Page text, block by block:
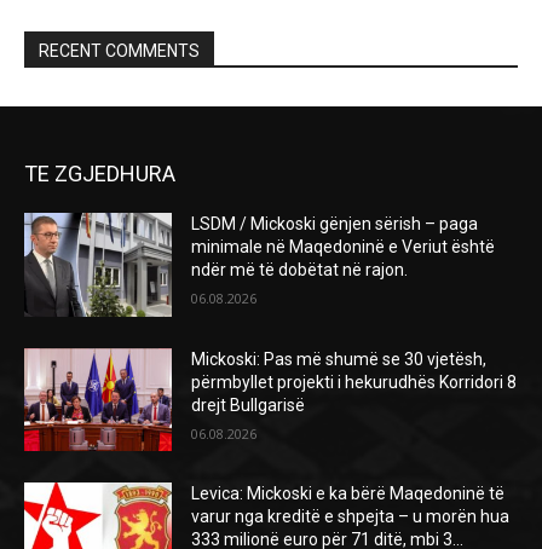
RECENT COMMENTS
TE ZGJEDHURA
LSDM / Mickoski gënjen sërish – paga
minimale në Maqedoninë e Veriut është
ndër më të dobëtat në rajon.
06.08.2026
Mickoski: Pas më shumë se 30 vjetësh,
përmbyllet projekti i hekurudhës Korridori 8
drejt Bullgarisë
06.08.2026
Levica: Mickoski e ka bërë Maqedoninë të
varur nga kreditë e shpejta – u morën hua
333 milionë euro për 71 ditë, mbi 3...